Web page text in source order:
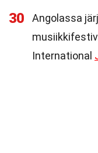
30
Angolassa
International